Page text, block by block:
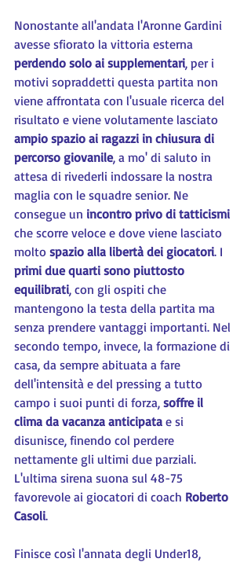
Nonostante all'andata l'Aronne Gardini
avesse sfiorato la vittoria esterna
perdendo solo ai supplementari, per i
motivi sopraddetti questa partita non
viene affrontata con l'usuale ricerca del
risultato e viene volutamente lasciato
ampio spazio ai ragazzi in chiusura di
percorso giovanile, a mo' di saluto in
attesa di rivederli indossare la nostra
maglia con le squadre senior. Ne
consegue un incontro privo di tatticismi
che scorre veloce e dove viene lasciato
molto spazio alla libertà dei giocatori. I
primi due quarti sono piuttosto
equilibrati, con gli ospiti che
mantengono la testa della partita ma
senza prendere vantaggi importanti. Nel
secondo tempo, invece, la formazione di
casa, da sempre abituata a fare
dell'intensità e del pressing a tutto
campo i suoi punti di forza, soffre il
clima da vacanza anticipata e si
disunisce, finendo col perdere
nettamente gli ultimi due parziali.
L'ultima sirena suona sul 48-75
favorevole ai giocatori di coach Roberto
Casoli.
Finisce così l'annata degli Under18,